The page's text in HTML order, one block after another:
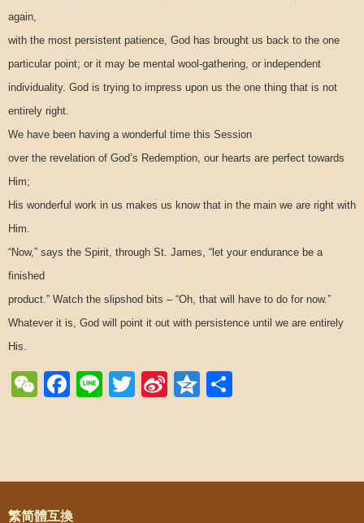
again,
with the most persistent patience, God has brought us back to the one
particular point; or it may be mental wool-gathering, or independent
individuality. God is trying to impress upon us the one thing that is not
entirely right.
We have been having a wonderful time this Session
over the revelation of God’s Redemption, our hearts are perfect towards
Him;
His wonderful work in us makes us know that in the main we are right with
Him.
“Now,” says the Spirit, through St. James, “let your endurance be a
finished
product.” Watch the slipshod bits – “Oh, that will have to do for now.”
Whatever it is, God will point it out with persistence until we are entirely
His.
WeChat
Facebook
LineTwitter
SinaQzone
Post navigation
繁简體互換